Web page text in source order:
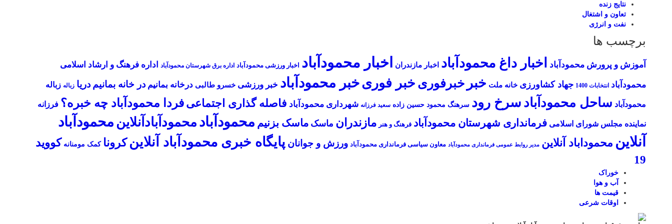
نتایج زنده
تعاون و اشتغال
نفت و انرژی
برچسب ها
آموزش و پرورش محمودآباد اخبار داغ محمودآباد اخبار مازندران اخبار محمودآباد اخبار ورزشی محمودآباد اداره برق شهرستان محمودآباد اداره فرهنگ و ارشاد اسلامی
محمودآباد انتخابات 1400 جهاد کشاورزی خانه ملت خبر خبرفوری خبر فوریخبر محمودآباد خبر ورزشی خسرو طالبی درخانه بمانیم در خانه بمانیم دریا زباله زباله
محمودآباد ساحل محمودآباد سرخ رود سرهنگ محمود حسین زاده سعید فرزانه شهرداری محمودآباد فاصله گذاری اجتماعی فردا محمودآباد چه خبره؟ فرزانه
نماینده مجلس شورای اسلامی فرمانداری شهرستان محمودآباد فرهنگ و هنر مازندران ماسک ماسک بزنیم محمودآباد محمودآبادآنلاین محمودآباد
آنلاین محموداباد آنلاین مدیر روابط عمومی فرمانداری محمودآباد معاون سیاسی فرمانداری محمودآباد ورزش و جوانان پایگاه خبری محمودآباد آنلاین کرونا کمک مومنانه کووید
19
خوراک
آب و هوا
قیمت ها
اوقات شرعی